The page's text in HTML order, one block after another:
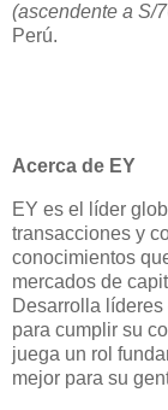
(ascendente a S/
Perú.
Acerca de EY
EY es el líder
transacciones y
conocimientos
mercados de
Desarrolla
para cumplir su
juega un rol
mejor para su